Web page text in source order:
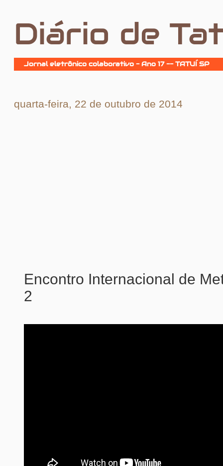
Diário de
Jornal eletrônico colaborativo - Ano 17 -- TATUÍ SP
quarta-feira, 22 de outubro de 2014
Encontro Internacional de
2